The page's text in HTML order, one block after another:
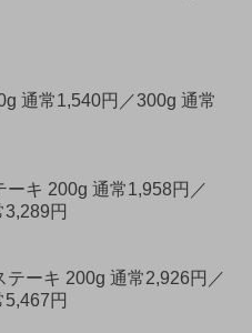
通常1,540円／300g 通常
キ 200g 通常1,958円／
円
ーキ 200g 通常2,926円／
円